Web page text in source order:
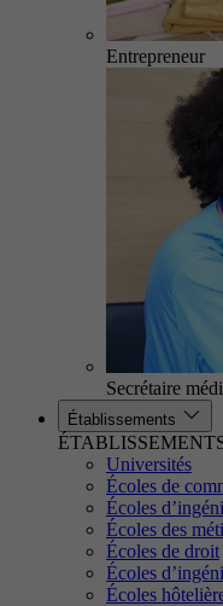
Entrepreneur
Secrétaire
Établissements
Universités
Écoles de
Écoles
Écoles des
Écoles de droit
Écoles
Écoles